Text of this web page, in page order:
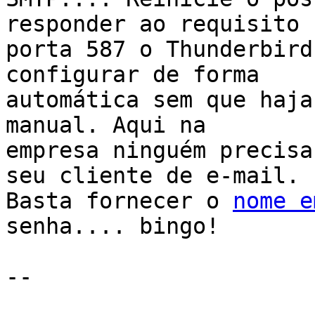
responder ao
porta 587 o
configurar de forma
automática sem que
manual. Aqui na
empresa ninguém
seu cliente de e-mail.
Basta fornecer o nome
senha.... bingo!
--